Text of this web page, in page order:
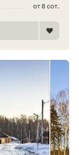
от 8 сот.